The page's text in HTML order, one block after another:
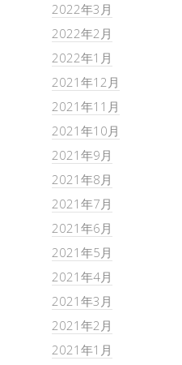
2022年3月
2022年2月
2022年1月
2021年12月
2021年11月
2021年10月
2021年9月
2021年8月
2021年7月
2021年6月
2021年5月
2021年4月
2021年3月
2021年2月
2021年1月